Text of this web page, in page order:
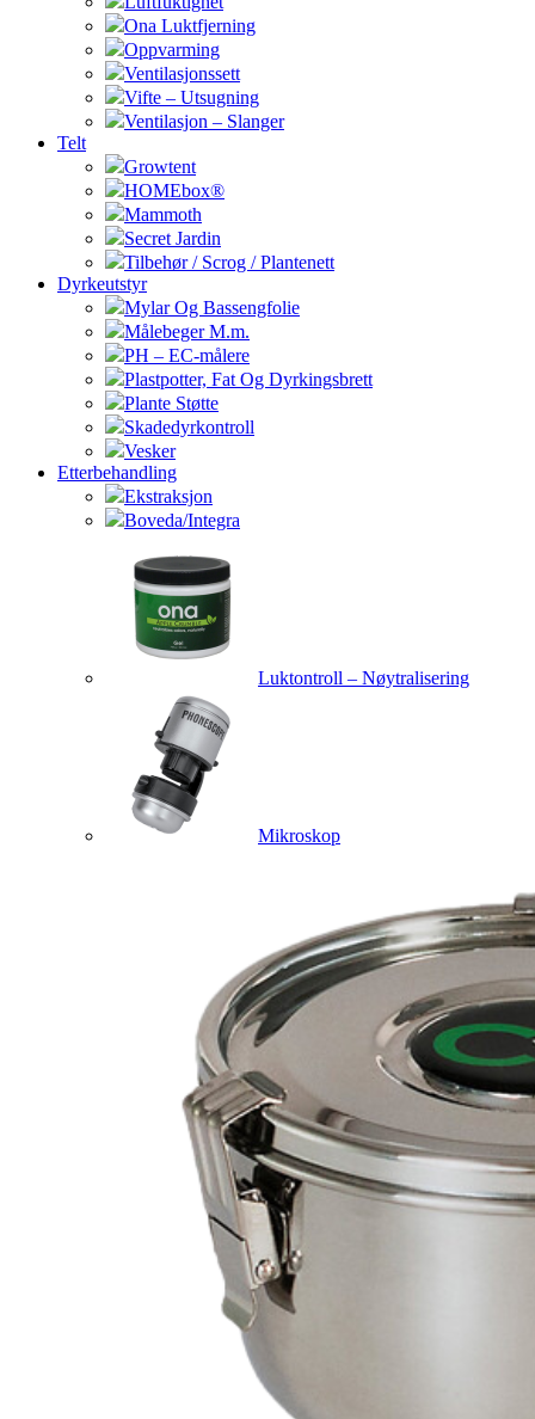
Ona Luktfjerning
Oppvarming
Ventilasjonssett
Vifte – Utsugning
Ventilasjon – Slanger
Telt
Growtent
HOMEbox®
Mammoth
Secret Jardin
Tilbehør / Scrog / Plantenett
Dyrkeutstyr
Mylar Og Bassengfolie
Målebeger M.m.
PH – EC-målere
Plastpotter, Fat Og Dyrkingsbrett
Plante Støtte
Skadedyrkontroll
Vesker
Etterbehandling
Ekstraksjon
Boveda/Integra
Luktontroll – Nøytralisering
Mikroskop